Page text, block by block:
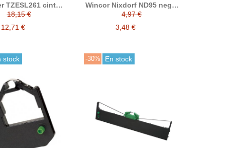
TZESL261 cinta
compatible
18,15 €
12,71 €
Wincor Nixdorf ND95 negra
cinta matricial compatible
(04151600008/10600003230)
4,97 €
3,48 €
stock -30% En stock